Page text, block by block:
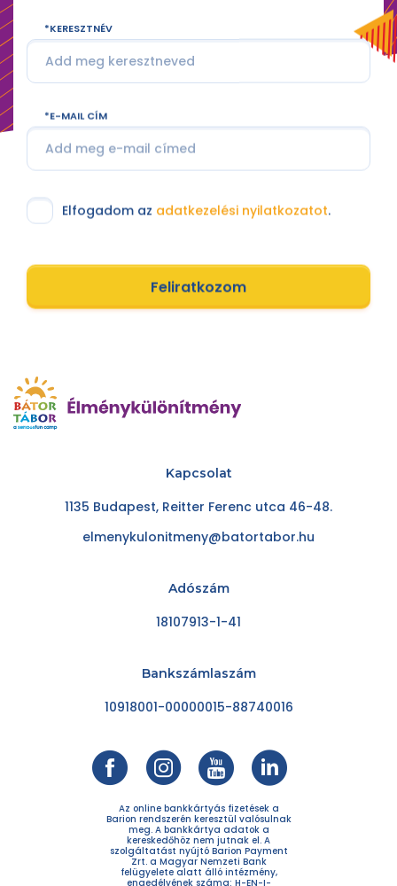
KERESZTNÉV
E-MAIL CÍM
Elfogadom az adatkezelési nyilatkozatot.
Feliratkozom
Kapcsolat
1135 Budapest, Reitter Ferenc utca 46-48.
elmenykulonitmeny@batortabor.hu
Adószám
18107913-1-41
Bankszámlaszám
10918001-00000015-88740016
Az online bankkártyás fizetések a
Barion rendszerén keresztül valósulnak
meg. A bankkártya adatok a
kereskedőhöz nem jutnak el. A
szolgáltatást nyújtó Barion Payment
Zrt. a Magyar Nemzeti Bank
felügyelete alatt álló intézmény,
engedélyének száma: H-EN-I-